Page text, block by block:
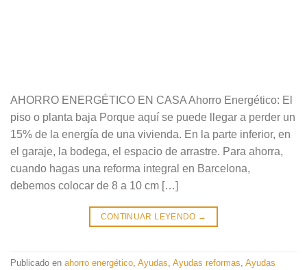
AHORRO ENERGÉTICO EN CASA Ahorro Energético: El
piso o planta baja Porque aquí se puede llegar a perder un
15% de la energía de una vivienda. En la parte inferior, en
el garaje, la bodega, el espacio de arrastre. Para ahorra,
cuando hagas una reforma integral en Barcelona,
debemos colocar de 8 a 10 cm […]
CONTINUAR LEYENDO →
Publicado en ahorro energético Ayudas Ayudas reformas Ayudas